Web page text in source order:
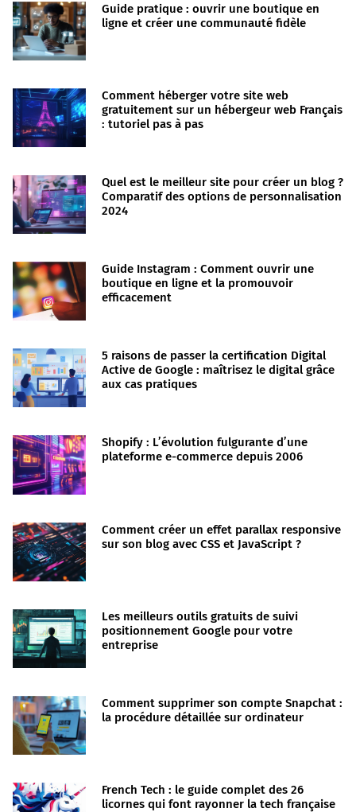
Guide pratique : ouvrir une boutique en
ligne et créer une communauté fidèle
Comment héberger votre site web
gratuitement sur un hébergeur web Français
: tutoriel pas à pas
Quel est le meilleur site pour créer un blog ?
Comparatif des options de personnalisation
2024
Guide Instagram : Comment ouvrir une
boutique en ligne et la promouvoir
efficacement
5 raisons de passer la certification Digital
Active de Google : maîtrisez le digital grâce
aux cas pratiques
Shopify : L’évolution fulgurante d’une
plateforme e-commerce depuis 2006
Comment créer un effet parallax responsive
sur son blog avec CSS et JavaScript ?
Les meilleurs outils gratuits de suivi
positionnement Google pour votre
entreprise
Comment supprimer son compte Snapchat :
la procédure détaillée sur ordinateur
French Tech : le guide complet des 26
licornes qui font rayonner la tech française